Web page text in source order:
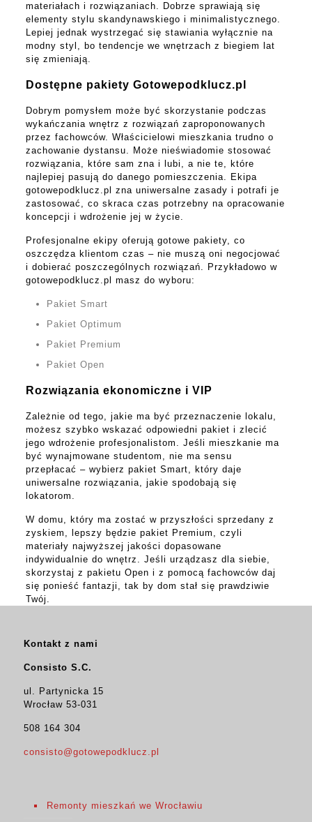
materiałach i rozwiązaniach. Dobrze sprawiają się
elementy stylu skandynawskiego i minimalistycznego.
Lepiej jednak wystrzegać się stawiania wyłącznie na
modny styl, bo tendencje we wnętrzach z biegiem lat
się zmieniają.
Dostępne pakiety Gotowepodklucz.pl
Dobrym pomysłem może być skorzystanie podczas
wykańczania wnętrz z rozwiązań zaproponowanych
przez fachowców. Właścicielowi mieszkania trudno o
zachowanie dystansu. Może nieświadomie stosować
rozwiązania, które sam zna i lubi, a nie te, które
najlepiej pasują do danego pomieszczenia. Ekipa
gotowepodklucz.pl zna uniwersalne zasady i potrafi je
zastosować, co skraca czas potrzebny na opracowanie
koncepcji i wdrożenie jej w życie.
Profesjonalne ekipy oferują gotowe pakiety, co
oszczędza klientom czas – nie muszą oni negocjować
i dobierać poszczególnych rozwiązań. Przykładowo w
gotowepodklucz.pl masz do wyboru:
Pakiet Smart
Pakiet Optimum
Pakiet Premium
Pakiet Open
Rozwiązania ekonomiczne i VIP
Zależnie od tego, jakie ma być przeznaczenie lokalu,
możesz szybko wskazać odpowiedni pakiet i zlecić
jego wdrożenie profesjonalistom. Jeśli mieszkanie ma
być wynajmowane studentom, nie ma sensu
przepłacać – wybierz pakiet Smart, który daje
uniwersalne rozwiązania, jakie spodobają się
lokatorom.
W domu, który ma zostać w przyszłości sprzedany z
zyskiem, lepszy będzie pakiet Premium, czyli
materiały najwyższej jakości dopasowane
indywidualnie do wnętrz. Jeśli urządzasz dla siebie,
skorzystaj z pakietu Open i z pomocą fachowców daj
się ponieść fantazji, tak by dom stał się prawdziwie
Twój.
Kontakt z nami
Consisto S.C.
ul. Partynicka 15
Wrocław 53-031
508 164 304
consisto@gotowepodklucz.pl
Remonty mieszkań we Wrocławiu